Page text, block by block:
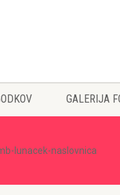
GALERIJA
lunacek-naslovnica